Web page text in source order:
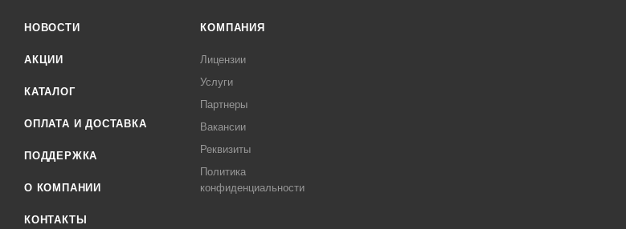
НОВОСТИ
АКЦИИ
КАТАЛОГ
ОПЛАТА И ДОСТАВКА
ПОДДЕРЖКА
О КОМПАНИИ
КОНТАКТЫ
КОМПАНИЯ
Лицензии
Услуги
Партнеры
Вакансии
Реквизиты
Политика
конфиденциальности